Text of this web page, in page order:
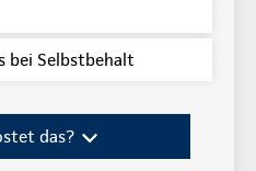
bei Selbstbehalt
das?